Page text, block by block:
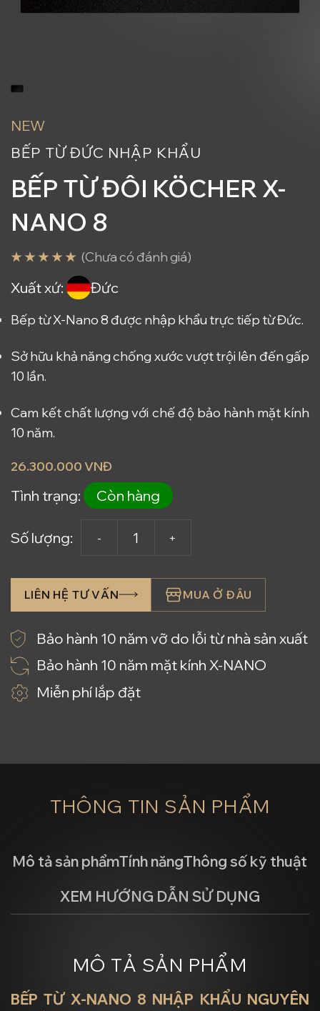
NEW
BẾP TỪ ĐỨC NHẬP KHẨU
BẾP TỪ ĐÔI KÖCHER X-
NANO 8
(Chưa có đánh giá)
Xuất xứ: Đức
Bếp từ X-Nano 8 được nhập khẩu trực tiếp từ Đức.
Sở hữu khả năng chống xước vượt trội lên đến gấp
10 lần.
Cam kết chất lượng với chế độ bảo hành mặt kính
10 năm.
26.300.000 VNĐ
Tình trạng: Còn hàng
Số lượng:
LIÊN HỆ TƯ VẤN MUA Ở ĐÂU
Bảo hành 10 năm vỡ do lỗi từ nhà sản xuất
Bảo hành 10 năm mặt kính X-NANO
Miễn phí lắp đặt
THÔNG TIN SẢN PHẨM
Mô tả sản phẩmTính năngThông số kỹ thuật
XEM HƯỚNG DẪN SỬ DỤNG
MÔ TẢ SẢN PHẨM
BẾP TỪ X-NANO 8 NHẬP KHẨU NGUYÊN